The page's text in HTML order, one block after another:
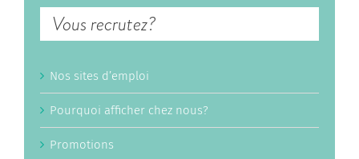
Vous recrutez?
Nos sites d’emploi
Pourquoi afficher chez nous?
Promotions